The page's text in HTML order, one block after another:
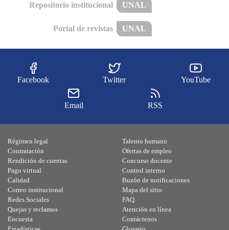
Repositorio institucional UNAL
Portal de revistas UNAL
Facebook Twitter YouTube
Email RSS
Régimen legal
Contratación
Rendición de cuentas
Pago virtual
Calidad
Talento humano
Ofertas de empleo
Concurso docente
Control interno
Buzón de notificaciones
Correo institucional
Redes Sociales
Quejas y reclamos
Encuesta
Mapa del sitio
FAQ
Atención en línea
Contáctenos